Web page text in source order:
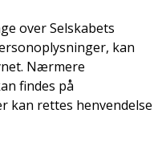
over Selskabets
kan
Nærmere
findes på
kan rettes henvendelse